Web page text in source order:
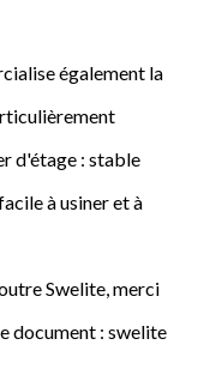
également la
d'étage : stable
à usiner et à
Swelite, merci
document : swelite